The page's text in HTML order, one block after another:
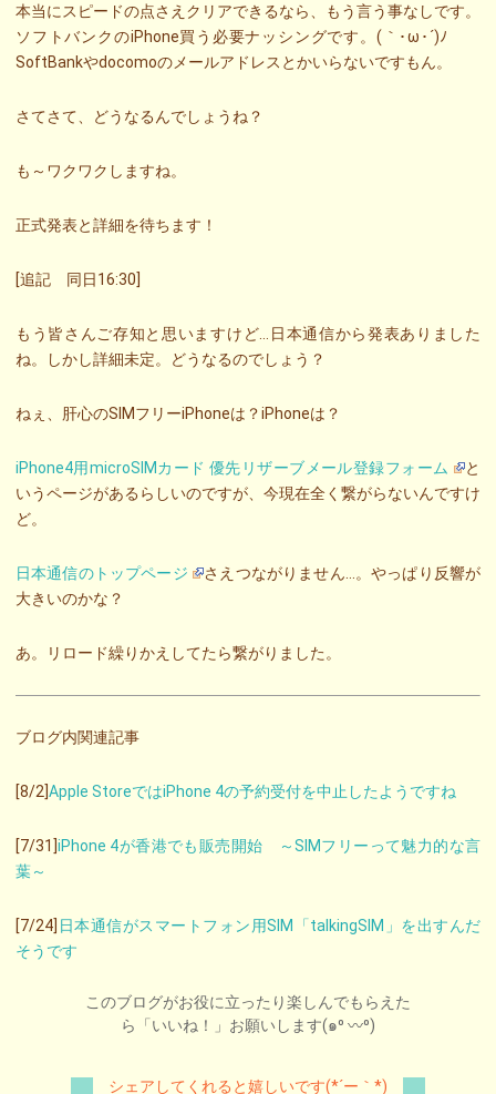
本当にスピードの点さえクリアできるなら、もう言う事なしです。
ソフトバンクのiPhone買う必要ナッシングです。(｀･ω･´)ﾉ
SoftBankやdocomoのメールアドレスとかいらないですもん。
さてさて、どうなるんでしょうね？
も～ワクワクしますね。
正式発表と詳細を待ちます！
[追記 同日16:30]
もう皆さんご存知と思いますけど…日本通信から発表ありました
ね。しかし詳細未定。どうなるのでしょう？
ねぇ、肝心のSIMフリーiPhoneは？iPhoneは？
iPhone4用microSIMカード 優先リザーブメール登録フォーム
と
いうページがあるらしいのですが、今現在全く繋がらないんですけ
ど。
日本通信のトップページ
さえつながりません…。やっぱり反響が
大きいのかな？
あ。リロード繰りかえしてたら繋がりました。
ブログ内関連記事
[8/2]Apple StoreではiPhone 4の予約受付を中止したようですね
[7/31]iPhone 4が香港でも販売開始 ～SIMフリーって魅力的な言
葉～
[7/24] 日本通信がスマートフォン用SIM「talkingSIM」を出すんだ
そうです
このブログがお役に立ったり楽しんでもらえた
ら「いいね！」お願いします(๑⁰ 〰⁰)
シェアしてくれると嬉しいです(*´ー｀*)